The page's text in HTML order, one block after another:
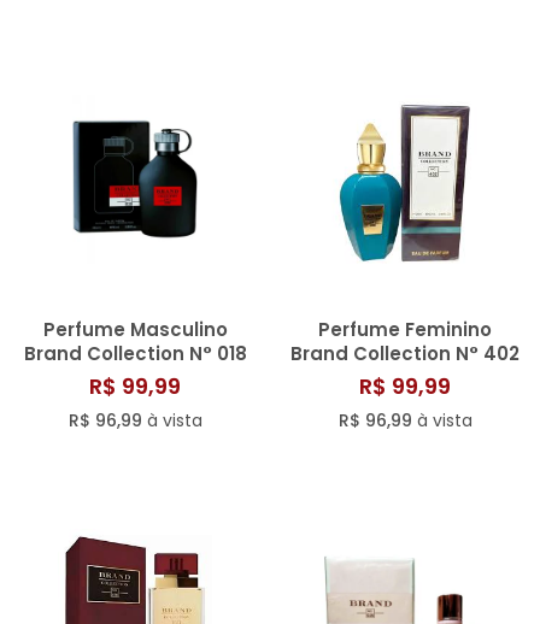
Perfume Masculino
Brand Collection N° 018
- 25ML
R$ 99,99
R$ 96,99 à vista
Perfume Feminino
Brand Collection N° 402
- 25ML
R$ 99,99
R$ 96,99 à vista